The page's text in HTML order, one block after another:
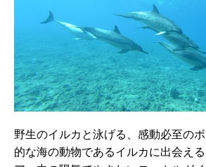
野生のイルカと泳げる、感動必至の
的な海の動物であるイルカに出会え